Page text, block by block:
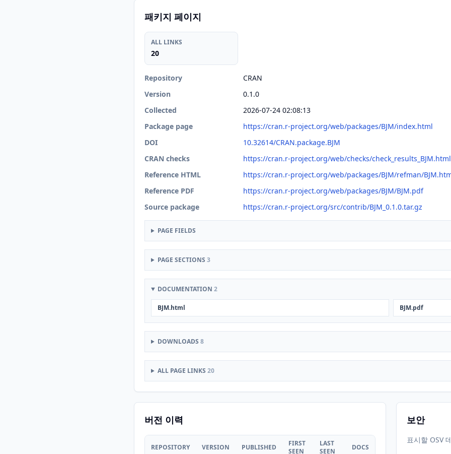
패키지 페이지
ALL LINKS
20
Repository
CRAN
Version
0.1.0
Collected
2026-07-24 02:08:13
Package page
https://cran.r-project.org/web/packages/BJM/index.html
DOI
10.32614/CRAN.package.BJM
CRAN checks
https://cran.r-project.org/web/checks/check_results_BJM.html
Reference HTML
https://cran.r-project.org/web/packages/BJM/refman/
Reference PDF
https://cran.r-project.org/web/packages/BJM/BJM.pdf
Source package
https://cran.r-project.org/src/contrib/BJM_0.1.0.tar.gz
PAGE FIELDS
PAGE SECTIONS 3
DOCUMENTATION 2
BJM.html BJM.pdf
DOWNLOADS 8
ALL PAGE LINKS 20
버전 이력
REPOSITORY VERSION PUBLISHED
FIRST
SEEN
LAST
SEEN
DOCS
보안
표시할 OSV